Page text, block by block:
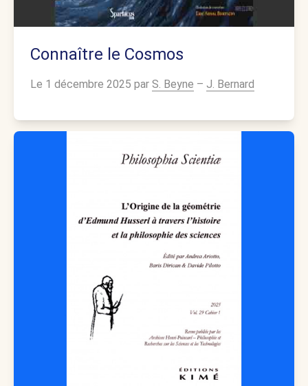
Connaître le Cosmos
Le 1 décembre 2025 par S. Beyne – J. Bernard